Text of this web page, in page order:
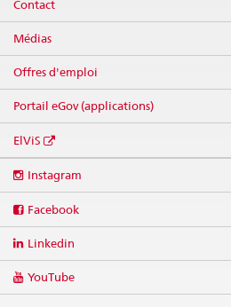
Contact
Médias
Offres d'emploi
Portail eGov (applications)
ElViS
media
Instagram
Facebook
Linkedin
YouTube